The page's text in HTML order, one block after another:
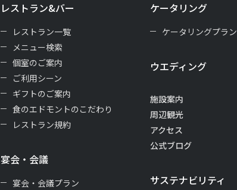
レストラン&バー
レストラン一覧
メニュー検索
個室のご案内
ご利用シーン
ギフトのご案内
食のエドモントのこだわり
レストラン規約
宴会・会議
宴会・会議プラン
ケータリング
ケータリングプラン
ウエディング
施設案内
周辺観光
アクセス
公式ブログ
サステナビリティ